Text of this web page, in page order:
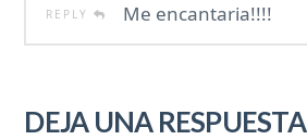
REPLY Me encantaria!!!!
DEJA UNA RESPUESTA